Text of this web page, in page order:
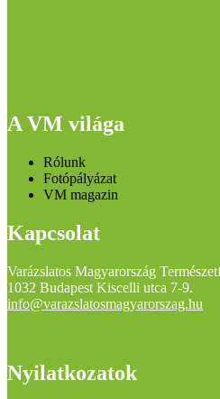
A VM világa
Rólunk
Fotópályázat
VM magazin
Kapcsolat
Varázslatos Magyarország
1032 Budapest Kiscelli utca 7-9.
info@varazslatosmagyarorszag.hu
Nyilatkozatok